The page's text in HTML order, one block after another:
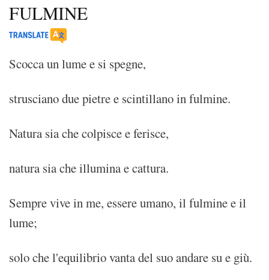
FULMINE
Scocca un lume e si spegne,
strusciano due pietre e scintillano in fulmine.
Natura sia che colpisce e ferisce,
natura sia che illumina e cattura.
Sempre vive in me, essere umano, il fulmine e il
lume;
solo che l'equilibrio vanta del suo andare su e giù.